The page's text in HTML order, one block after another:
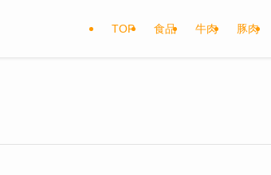
TOP 食品 牛肉 豚肉